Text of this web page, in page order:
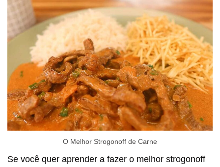
O Melhor Strogonoff de Carne
Se você quer aprender a fazer o melhor strogonoff